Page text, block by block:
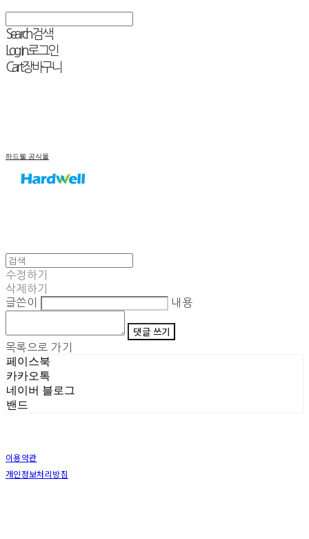
Search검색
Log In로그인
Cart장바구니
하드웰 공식몰
수정하기
삭제하기
글쓴이
내용
댓글 쓰기
목록으로 가기
페이스북
카카오톡
네이버 블로그
밴드
이용약관
개인정보처리방침